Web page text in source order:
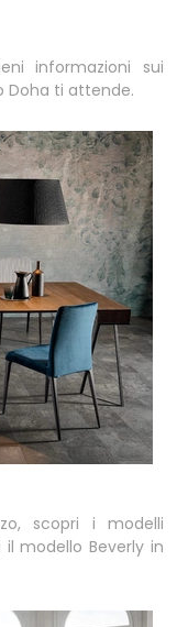
informazioni sui
Doha ti attende.
scopri i modelli
modello Beverly in